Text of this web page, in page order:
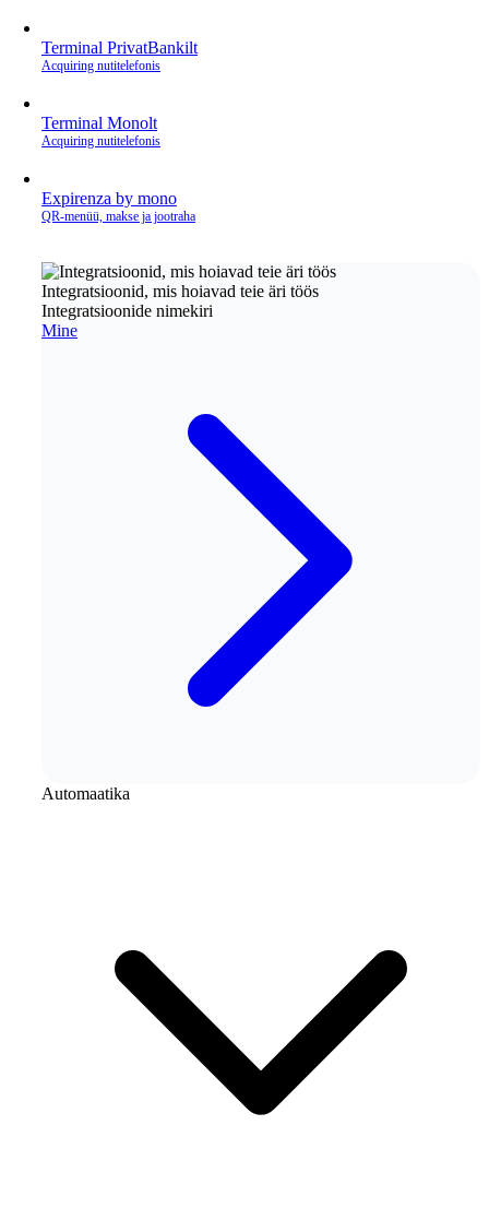
Terminal PrivatBankilt
Acquiring nutitelefonis
Terminal Monolt
Acquiring nutitelefonis
Expirenza by mono
QR‑menüü, makse ja jootraha
Integratsioonid, mis hoiavad teie äri töös
Integratsioonide nimekiri
Mine
Automaatika